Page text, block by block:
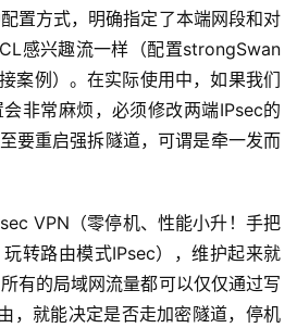
置方式，明确指定了本端网段和对
感兴趣流一样（配置strongSwan
案例）。在实际使用中，如果我们
非常麻烦，必须修改两端IPsec的
要重启强拆隧道，可谓是牵一发而
VPN（零停机、性能小升！手把
转路由模式IPsec），维护起来就
有的局域网流量都可以仅仅通过写
，就能决定是否走加密隧道，停机